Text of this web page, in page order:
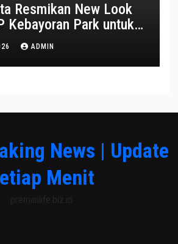
Resmikan New Look
Kebayoran Park untuk
Layanan
ADMIN
News | Update
Menit
premanlife.biz.id